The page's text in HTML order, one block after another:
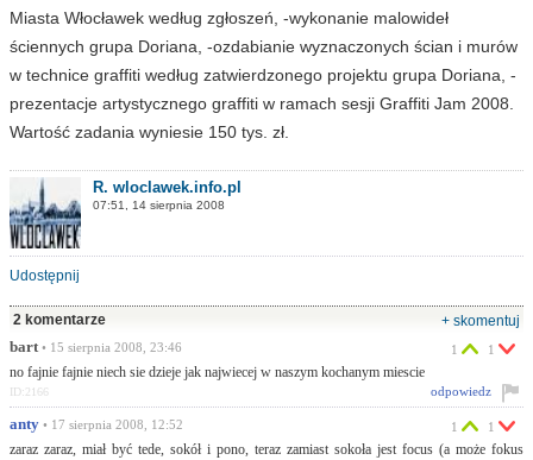
Miasta Włocławek według zgłoszeń, -wykonanie malowideł
ściennych grupa Doriana, -ozdabianie wyznaczonych ścian i murów
w technice graffiti według zatwierdzonego projektu grupa Doriana, -
prezentacje artystycznego graffiti w ramach sesji Graffiti Jam 2008.
Wartość zadania wyniesie 150 tys. zł.
R. wloclawek.info.pl
07:51, 14 sierpnia 2008
Udostępnij
2 komentarze
+ skomentuj
bart • 15 sierpnia 2008, 23:46
no fajnie fajnie niech sie dzieje jak najwiecej w naszym kochanym miescie
1 1
odpowiedz
ID:2166
anty • 17 sierpnia 2008, 12:52
zaraz zaraz, miał być tede, sokół i pono, teraz zamiast sokoła jest focus (a może fokus
1 1